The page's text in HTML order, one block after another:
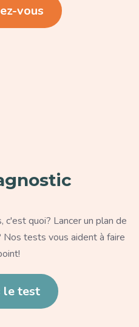
vous
quoi? Lancer un plan de
tests vous aident à faire
le test